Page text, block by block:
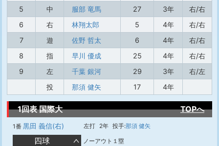
5
中 服部 竜馬 27 3年
右/右
6
右 林翔太郎 5 4年
右/右
7
遊 佐野 哲太 6 4年
右/右
8
指 早川 優成 25 4年
右/右
9
左 千葉 銀河 29 3年
右/左
投
那須 健矢 17 4年
1回表 国際大 TOPへ
1番 黒田 義信(右) 左打 2年 投手:那須 健矢
四球 ノーアウト１塁